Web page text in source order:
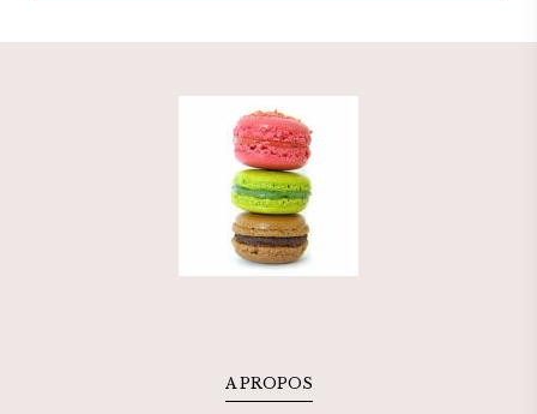
A PROPOS